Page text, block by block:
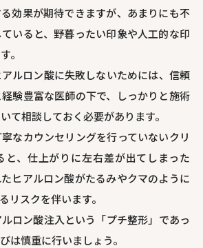
効果が期待できますが、あまりにも不
いると、野暮ったい印象や人工的な印
。
ルロン酸に失敗しないためには、信頼
験豊富な医師の下で、しっかりと施術
て相談しておく必要があります。
なカウンセリングを行っていないクリ
と、仕上がりに左右差が出てしまった
ヒアルロン酸がたるみやクマのように
リスクを伴います。
ロン酸注入という「プチ整形」であっ
は慎重に行いましょう。